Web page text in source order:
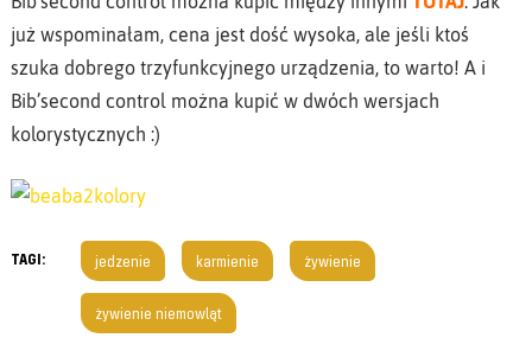
już wspominałam, cena jest dość wysoka, ale jeśli ktoś
szuka dobrego trzyfunkcyjnego urządzenia, to warto! A i
Bib’second control można kupić w dwóch wersjach
kolorystycznych :)
TAGI: jedzenie karmienie żywienie
żywienie niemowląt